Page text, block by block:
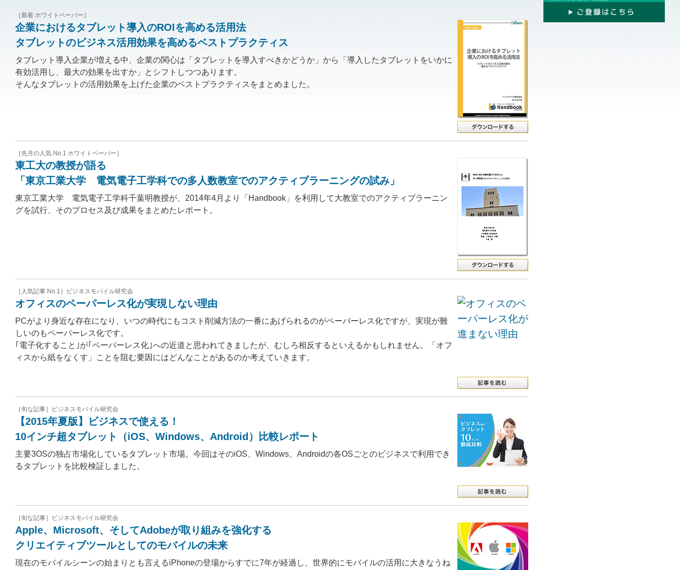
［新着 ホワイトペーパー］
企業におけるタブレット導入のROIを高める活用法
タブレットのビジネス活用効果を高めるベストプラクティス
タブレット導入企業が増える中、企業の関心は「タブレットを導入すべきかどうか」から「導入したタブレットをいかに
有効活用し、最大の効果を出すか」とシフトしつつあります。
そんなタブレットの活用効果を上げた企業のベストプラクティスをまとめました。
［先月の人気 No.1 ホワイトペーパー］
東工大の教授が語る
「東京工業大学 電気電子工学科での多人数教室でのアクティブラーニングの試み」
東京工業大学 電気電子工学科千葉明教授が、2014年4月より「Handbook」を利用して大教室でのアクティブラーニン
グを試行、そのプロセス及び成果をまとめたレポート。
［人気記事 No.1］ビジネスモバイル研究会
オフィスのペーパーレス化が実現しない理由
PCがより身近な存在になり、いつの時代にもコスト削減方法の一番にあげられるのがペーパーレス化ですが、実現が難
しいのもペーパーレス化です。
｢電子化すること｣が｢ペーパーレス化｣への近道と思われてきましたが、むしろ相反するといえるかもしれません。「オフ
ィスから紙をなくす」ことを阻む要因にはどんなことがあるのか考えていきます。
［旬な記事］ビジネスモバイル研究会
【2015年夏版】ビジネスで使える！
10インチ超タブレット（iOS、Windows、Android）比較レポート
主要3OSの独占市場化しているタブレット市場。今回はそのiOS、Windows、Androidの各OSごとのビジネスで利用でき
るタブレットを比較検証しました。
［旬な記事］ビジネスモバイル研究会
Apple、Microsoft、そしてAdobeが取り組みを強化する
クリエイティブツールとしてのモバイルの未来
現在のモバイルシーンの始まりとも言えるiPhoneの登場からすでに7年が経過し、世界的にモバイルの活用に大きなうね